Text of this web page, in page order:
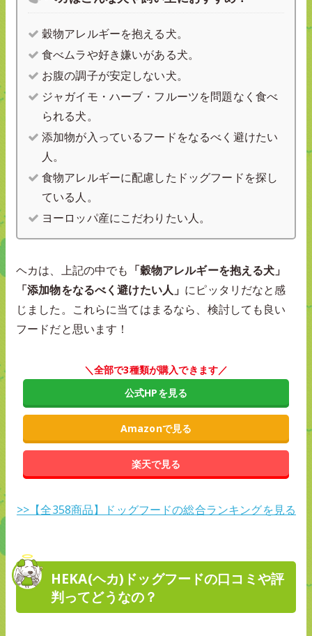
穀物アレルギーを抱える犬。
食べムラや好き嫌いがある犬。
お腹の調子が安定しない犬。
ジャガイモ・ハーブ・フルーツを問題なく食べ
られる犬。
添加物が入っているフードをなるべく避けたい
人。
食物アレルギーに配慮したドッグフードを探し
ている人。
ヨーロッパ産にこだわりたい人。
ヘカは、上記の中でも 「穀物アレルギーを抱える犬」
「添加物をなるべく避けたい人」 にピッタリだなと感
じました。これらに当てはまるなら、検討しても良い
フードだと思います！
＼全部で3種類が購入できます／
公式HPを見る
Amazonで見る
楽天で見る
>>【全358商品】ドッグフードの総合ランキングを見る
HEKA(ヘカ)ドッグフードの口コミや評
判ってどうなの？